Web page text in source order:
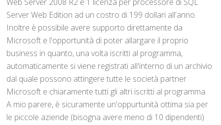
Server Web Edition ad un costro di 199 dollari all'anno.
Inoltre è possibile avere supporto direttamente da
Microsoft e l'opportunità di poter allargare il proprio
business in quanto, una volta iscritti al programma,
automaticamente si viene registrati all'interno di un archivio
dal quale possono attingere tutte le società partner
Microsoft e chiaramente tutti gli altri iscritti al programma.
A mio parere, è sicuramente un'oppurtunità ottima sia per
le piccole aziende (bisogna avere meno di 10 dipendenti)